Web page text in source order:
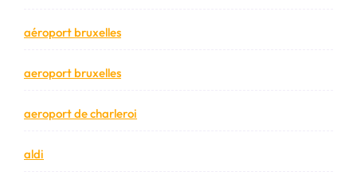
aéroport bruxelles
aeroport bruxelles
aeroport de charleroi
aldi